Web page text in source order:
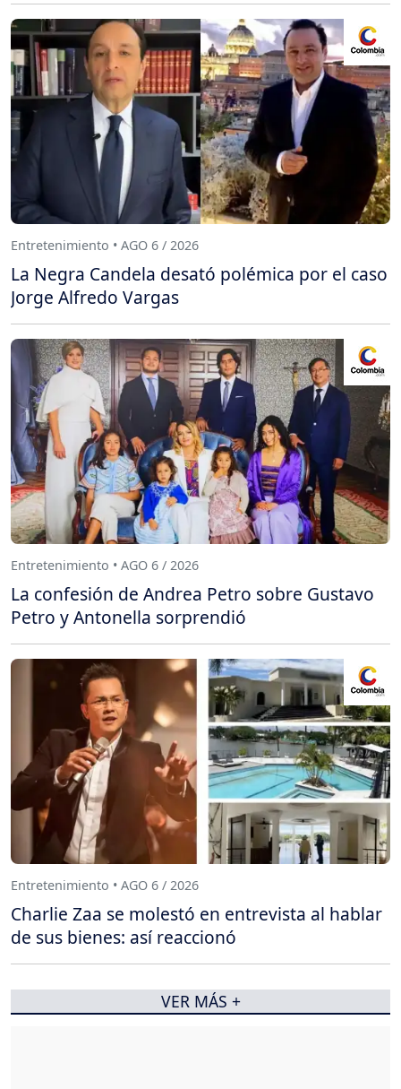
Entretenimiento • AGO 6 / 2026
La Negra Candela desató polémica por el caso
Jorge Alfredo Vargas
Entretenimiento • AGO 6 / 2026
La confesión de Andrea Petro sobre Gustavo
Petro y Antonella sorprendió
Entretenimiento • AGO 6 / 2026
Charlie Zaa se molestó en entrevista al hablar
de sus bienes: así reaccionó
VER MÁS +